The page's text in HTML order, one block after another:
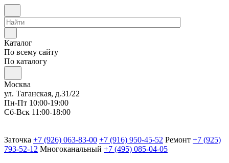
Каталог
По всему сайту
По каталогу
Москва
ул. Таганская, д.31/22
Пн-Пт 10:00-19:00
Сб-Вск 11:00-18:00
Заточка +7 (926) 063-83-00 +7 (916) 950-45-52 Ремонт +7 (925)
793-52-12 Многоканальный +7 (495) 085-04-05